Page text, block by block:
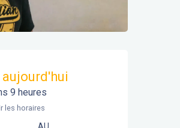
coordonnées
9 heures
les horaires